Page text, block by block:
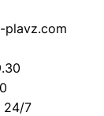
plavz.com
24/7